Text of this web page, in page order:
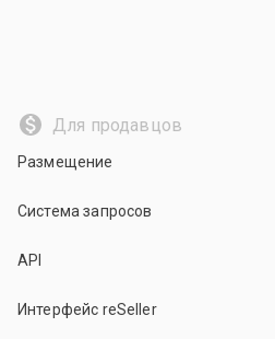
Для продавцов
Размещение
Система запросов
API
Интерфейс reSeller